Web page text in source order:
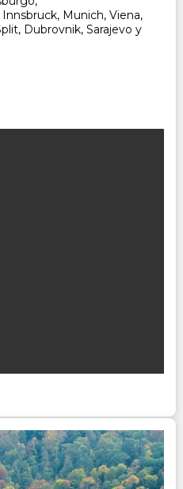
Munich, Viena,
Dubrovnik, Sarajevo y